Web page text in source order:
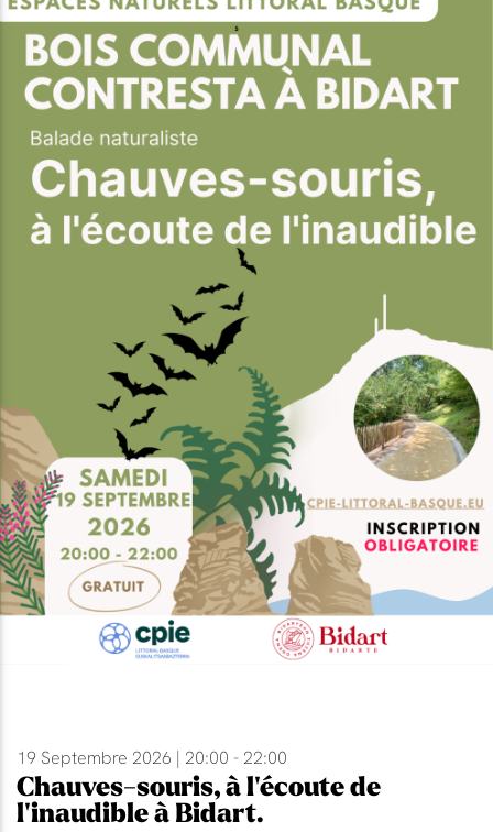
19 Septembre 2026 | 20:00 - 22:00
Chauves-souris, à l'écoute de
l'inaudible à Bidart.